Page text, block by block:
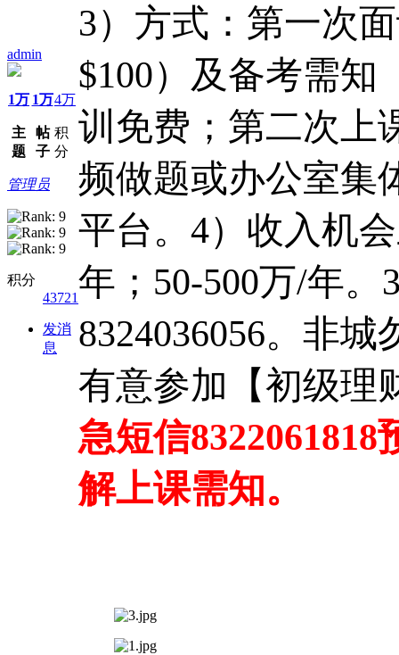
admin
1万
主
题
1万
帖
子
4万
积
分
管理员
积分
43721
发消
息
3）方式：第一次
$100）及备考需知
训免费；第二次上
频做题或办公室集
平台。4）收入机
年；50-500万/年
8324036056。非城
有意参加【初级理
急短信
解上课需知。